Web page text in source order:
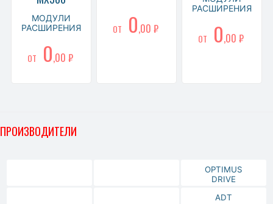
МОДУЛИ
РАСШИРЕНИЯ
ОТ 0,00 ₽
ОТ 0,00 ₽
РАСШИРЕНИЯ
ОТ 0,00 ₽
ПРОИЗВОДИТЕЛИ
OPTIMUS
DRIVE
ADT